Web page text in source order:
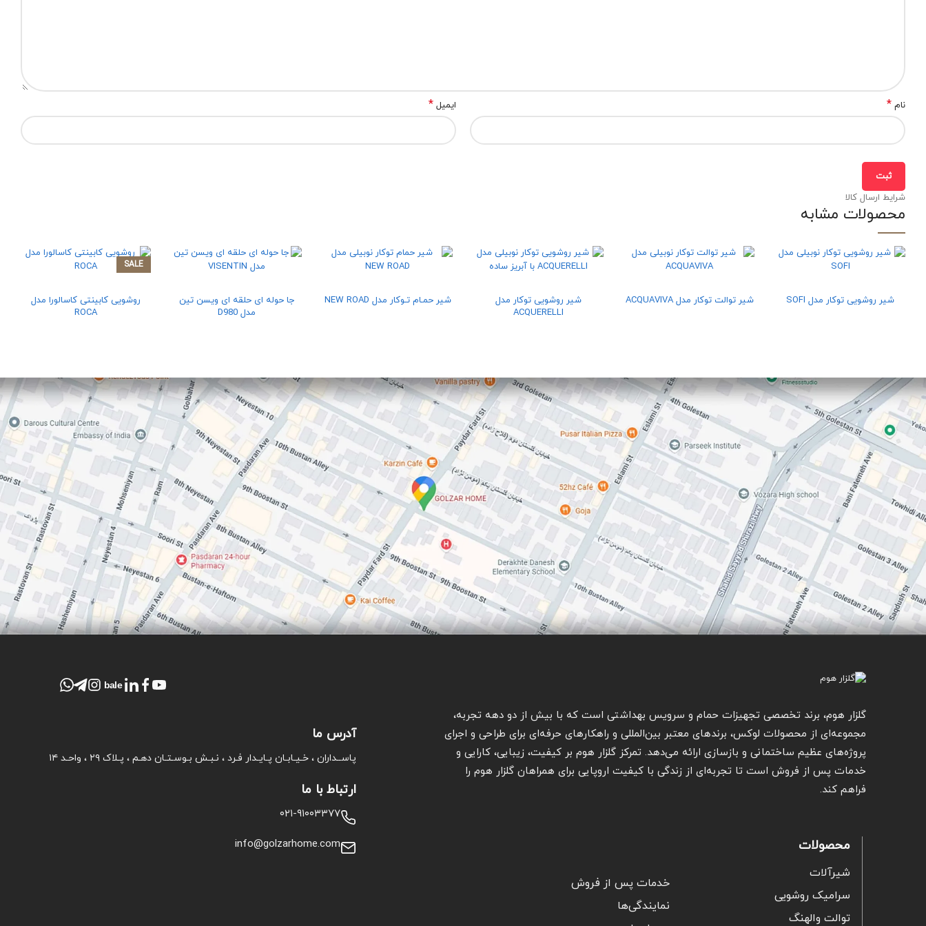
نام * ایمیل *
شرایط ارسال کالا
محصولات مشابه
شیر روشویی توکار مدل SOFI شیر توالت توکار مدل ACQUAVIVA
شیر روشویی توکار مدل
ACQUERELLI
شیر حمـام تـوکار مدل NEW ROAD
جا حوله ای حلقه ای ویسن تین
مدل D980
SALE
روشویی کابینتی کاسالورا مدل
ROCA
bale
آدرس ما
پاســداران ، خـیـابـان پـایـدار فـرد ، نـبـش بـوسـتـان دهـم ، پـلاک ۲۹ ، واحـد ۱۴
ارتباط با ما
۰۲۱-۹۱۰۰۳۳۷۷
info@golzarhome.com
گلزار هوم، برند تخصصی تجهیزات حمام و سرویس بهداشتی است که با بیش از دو دهه تجربه،
مجموعه‌ای از محصولات لوکس، برندهای معتبر بین‌المللی و راهکارهای حرفه‌ای برای طراحی و اجرای
پروژه‌های عظیم ساختمانی و بازسازی ارائه می‌دهد. تمرکز گلزار هوم بر کیفیت، زیبایی، کارایی و
خدمات پس از فروش است تا تجربه‌ای از زندگی با کیفیت اروپایی برای همراهان گلزار هوم را
فراهم کند.
خدمات پس از فروش
نمایندگی‌ها
محصولات
شیرآلات
سرامیک روشویی
توالت والهنگ